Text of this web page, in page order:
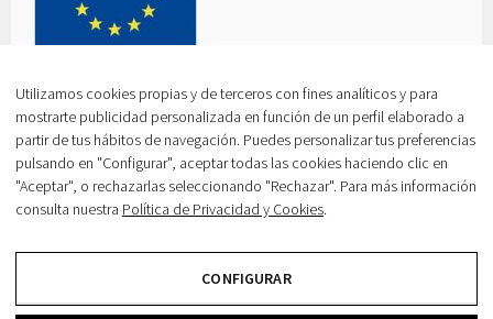
AVISO LEGAL|POLÍTICA DE COOKIES|
CREADO CON WORDPRESS |TEMA: SELA POR
WORDPRESS.COM
Utilizamos cookies para ofrecerte la mejor experiencia en
Utilizamos cookies propias y de terceros con fines analíticos y para
mostrarte publicidad personalizada en función de un perfil elaborado a
partir de tus hábitos de navegación. Puedes personalizar tus preferencias
pulsando en "Configurar", aceptar todas las cookies haciendo clic en
"Aceptar", o rechazarlas seleccionando "Rechazar". Para más información
consulta nuestra Política de Privacidad y Cookies.
CONFIGURAR